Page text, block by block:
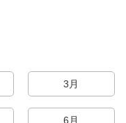
3月
6月